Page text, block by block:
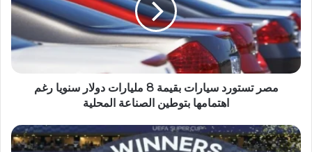
مصر تستورد سيارات بقيمة 8 مليارات دولار سنويا رغم
اهتمامها بتوطين الصناعة المحلية